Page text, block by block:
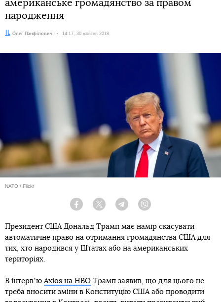
американське громадянство за правом
народження
Автор:
Олег Панфілович Дата:
14:17, 30 жовтня 2018
NATO / Flickr
Facebook Twitter Telegram
Президент США Дональд Трамп має намір скасувати
автоматичне право на отримання громадянства США для
тих, хто народився у Штатах або на американських
територіях.
В інтервʼюAxios на HBO Трамп заявив, що для цього не
треба вносити зміни в Конституцію США або проводити